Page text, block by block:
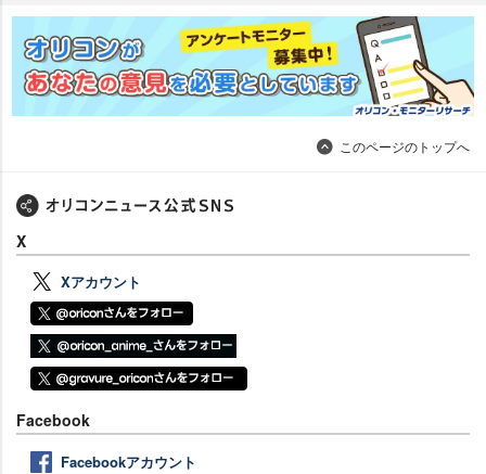
このページのトップへ
X
Xアカウント
Facebook
Facebookアカウント